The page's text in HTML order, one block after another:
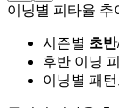
이닝별 피타율 추
시즌별 초
후반 이닝
이닝별 패